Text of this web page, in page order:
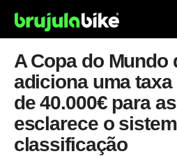
A Copa do Mundo
adiciona uma
de 40.000€ para
esclarece o
classificação